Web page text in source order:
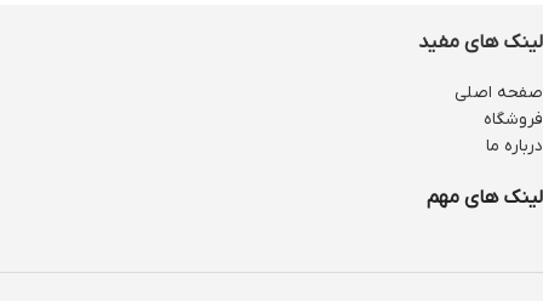
لینک های مفید
صفحه اصلی
فروشگاه
درباره ما
لینک های مهم